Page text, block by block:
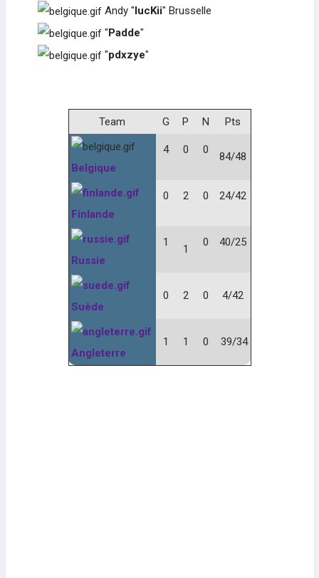
Andy "lucKii" Brusselle
"Padde"
"pdxzye"
Team G P N Pts
Belgique
4 0 0
84/48
Finlande
0 2 0 24/42
Russie
1
1
0 40/25
Suède
0 2 0 4/42
Angleterre
1 1 0 39/34